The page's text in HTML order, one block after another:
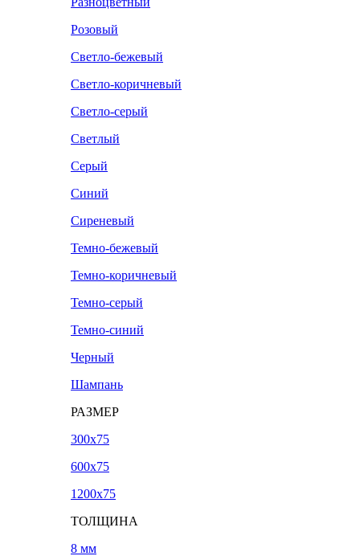
Розовый
Светло-бежевый
Светло-коричневый
Светло-серый
Светлый
Серый
Синий
Сиреневый
Темно-бежевый
Темно-коричневый
Темно-серый
Темно-синий
Черный
Шампань
РАЗМЕР
300х75
600х75
1200х75
ТОЛЩИНА
8 мм